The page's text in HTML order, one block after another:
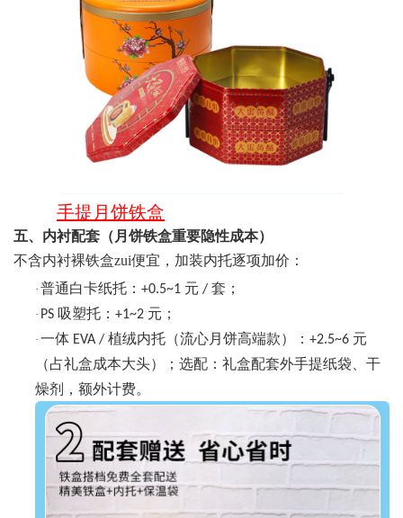
手提月饼铁盒
五、内衬配套（月饼铁盒重要隐性成本）
不含内衬裸铁盒zui便宜，加装内托逐项加价：
· 普通白卡纸托： +0.5~1 元 / 套；
· PS 吸塑托： +1~2 元；
· 一体 EVA / 植绒内托（流心月饼高端款）： +2.5~6 元
（占礼盒成本大头）；选配：礼盒配套外手提纸袋、干
燥剂，额外计费。